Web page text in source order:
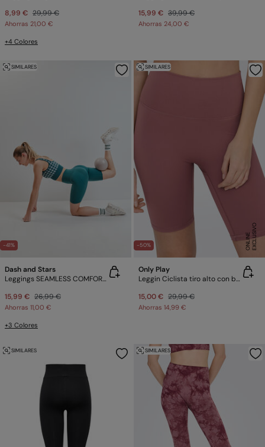
8,99 € 29,99 €
Ahorras 21,00 €
+4 Colores
15,99 € 39,99 €
Ahorras 24,00 €
-41%
SIMILARES
Dash and Stars
Leggings SEAMLESS COMFORT ciclista verde
15,99 € 26,99 €
Ahorras 11,00 €
+3 Colores
-50% E
X
C
L
U
SI
V
O
O
N
LI
N
E
SIMILARES
Only Play
Leggin Ciclista tiro alto con bolsillo
15,00 € 29,99 €
Ahorras 14,99 €
SIMILARES SIMILARES